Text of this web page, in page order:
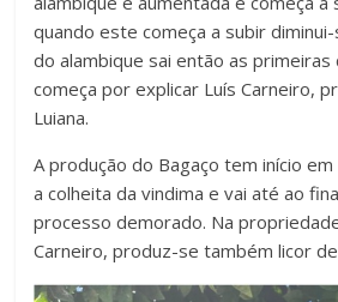
quando este começa a subir
do alambique sai então as primeiras
começa por explicar Luís Carneiro,
Luiana.
A produção do Bagaço tem início
a colheita da vindima e vai até ao
processo demorado. Na
Carneiro, produz-se também licor